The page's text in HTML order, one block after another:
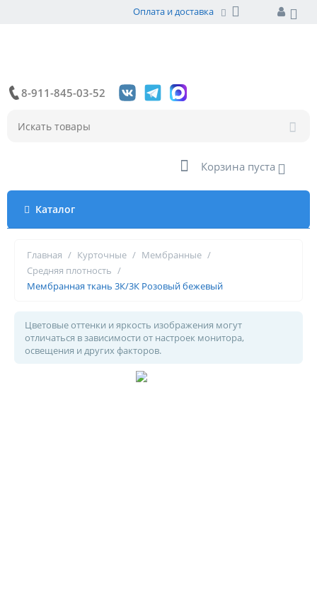
Оплата и доставка
8-911-845-03-52
Корзина пуста
Каталог
Главная / Курточные / Мембранные /
Средняя плотность /
Мембранная ткань 3К/3К Розовый бежевый
Цветовые оттенки и яркость изображения могут
отличаться в зависимости от настроек монитора,
освещения и других факторов.